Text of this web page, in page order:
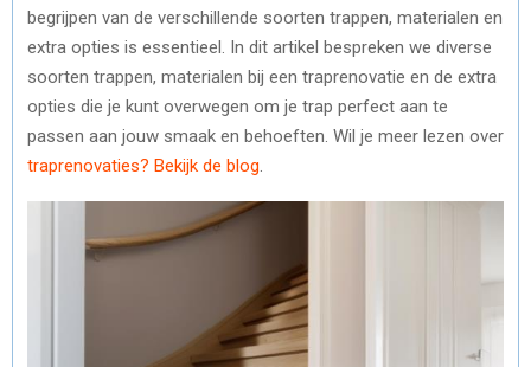
begrijpen van de verschillende soorten trappen, materialen en
extra opties is essentieel. In dit artikel bespreken we diverse
soorten trappen, materialen bij een traprenovatie en de extra
opties die je kunt overwegen om je trap perfect aan te
passen aan jouw smaak en behoeften. Wil je meer lezen over
traprenovaties? Bekijk de blog